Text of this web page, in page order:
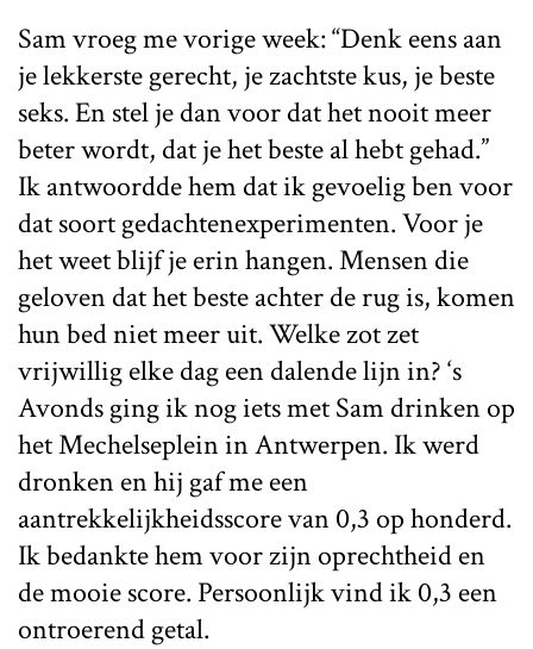
Sam vroeg me vorige week: “Denk eens aan
je lekkerste gerecht, je zachtste kus, je beste
seks. En stel je dan voor dat het nooit meer
beter wordt, dat je het beste al hebt gehad.”
Ik antwoordde hem dat ik gevoelig ben voor
dat soort gedachtenexperimenten. Voor je
het weet blijf je erin hangen. Mensen die
geloven dat het beste achter de rug is, komen
hun bed niet meer uit. Welke zot zet
vrijwillig elke dag een dalende lijn in? ‘s
Avonds ging ik nog iets met Sam drinken op
het Mechelseplein in Antwerpen. Ik werd
dronken en hij gaf me een
aantrekkelijkheidsscore van 0,3 op honderd.
Ik bedankte hem voor zijn oprechtheid en
de mooie score. Persoonlijk vind ik 0,3 een
ontroerend getal.